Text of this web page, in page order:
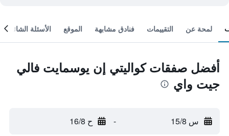
لمحة عن التقييمات فنادق مشابهة الموقع الأسئلة الشائعة
أفضل صفقات كواليتي إن يوسمايت فالي
جيت واي
س 15/8 - ح 16/8